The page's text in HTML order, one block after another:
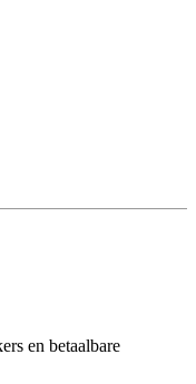
en betaalbare